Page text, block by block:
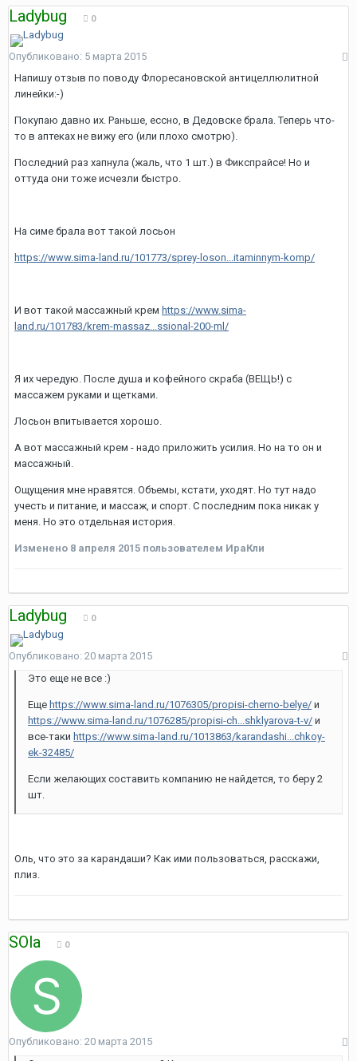
Ladybug 0
Опубликовано: 5 марта 2015
Напишу отзыв по поводу Флоресановской антицеллюлитной
линейки:-)
Покупаю давно их. Раньше, ессно, в Дедовске брала. Теперь что-
то в аптеках не вижу его (или плохо смотрю).
Последний раз хапнула (жаль, что 1 шт.) в Фикспрайсе! Но и
оттуда они тоже исчезли быстро.
На симе брала вот такой лосьон
https://www.sima-land.ru/101773/sprey-loson...itaminnym-komp/
И вот такой массажный крем https://www.sima-
land.ru/101783/krem-massaz...ssional-200-ml/
Я их чередую. После душа и кофейного скраба (ВЕЩЬ!) с
массажем руками и щетками.
Лосьон впитывается хорошо.
А вот массажный крем - надо приложить усилия. Но на то он и
массажный.
Ощущения мне нравятся. Объемы, кстати, уходят. Но тут надо
учесть и питание, и массаж, и спорт. С последним пока никак у
меня. Но это отдельная история.
Изменено 8 апреля 2015 пользователем ИраКли
Ladybug 0
Опубликовано: 20 марта 2015
Это еще не все :)
Еще https://www.sima-land.ru/1076305/propisi-cherno-belye/ и
https://www.sima-land.ru/1076285/propisi-ch...shklyarova-t-v/ и
все-таки https://www.sima-land.ru/1013863/karandashi...chkoy-
ek-32485/
Если желающих составить компанию не найдется, то беру 2
шт.
Оль, что это за карандаши? Как ими пользоваться, расскажи,
плиз.
SOla 0
Опубликовано: 20 марта 2015